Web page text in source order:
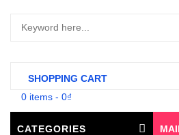
SHOPPING CART
0 items - 0₫
CATEGORIES